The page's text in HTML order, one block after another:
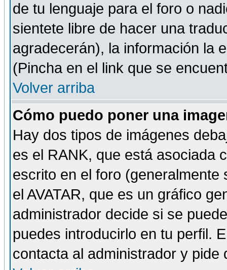
de tu lenguaje para el foro o
sientete libre de hacer una
agradecerán), la información la
(Pincha en el link que se
Volver arriba
Cómo puedo poner una
Hay dos tipos de imágenes
es el RANK, que está asociada
escrito en el foro
el AVATAR, que es un gráfico
administrador decide si se
puedes introducirlo en tu perfil.
contacta al administrador y